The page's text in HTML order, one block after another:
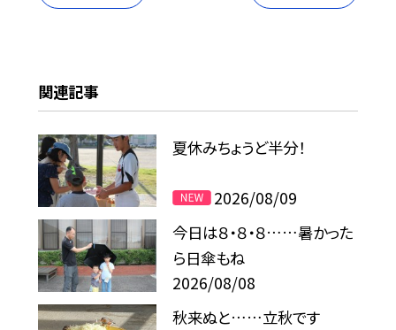
関連記事
夏休みちょうど半分！
2026/08/09
今日は８・８・８……暑かった
ら日傘もね
2026/08/08
秋来ぬと……立秋です